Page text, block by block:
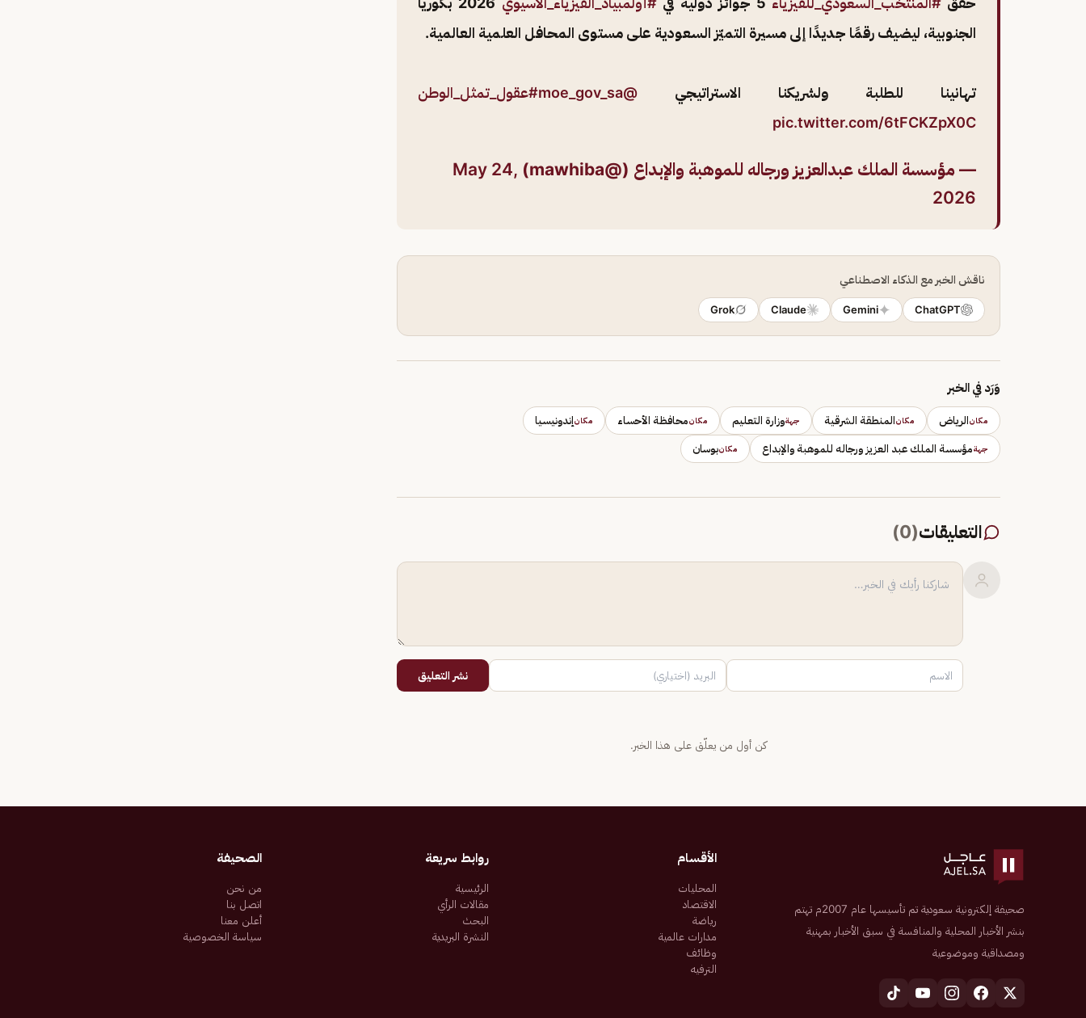
الجنوبية، ليضيف رقمًا جديدًا إلى مسيرة التميّز السعودية على مستوى المحافل العلمية العالمية.
تهانينا للطلبة ولشريكنا الاستراتيجي @moe_gov_sa
#عقول_تمثل_الوطن
pic.twitter.com/6tFCKZpX0C
— مؤسسة الملك عبدالعزيز ورجاله للموهبة والإبداع (@mawhiba)
May 24,
2026
ناقش الخبر مع الذكاء الاصطناعي
ChatGPT
Gemini
Claude
Grok
وَرَد في الخبر
مكانالرياض مكانالمنطقة الشرقية جهةوزارة التعليم مكانمحافظة الأحساء مكانإندونيسيا
جهةمؤسسة الملك عبد العزيز ورجاله للموهبة والإبداع مكانبوسان
التعليقات(
0
)
نشر التعليق
كن أول من يعلّق على هذا الخبر.
صحيفة إلكترونية سعودية تم تأسيسها عام 2007م تهتم
بنشر الأخبار المحلية والمنافسة في سبق الأخبار بمهنية
ومصداقية وموضوعية
الأقسام
المحليات
الاقتصاد
رياضة
مدارات عالمية
وظائف
الترفيه
روابط سريعة
الرئيسية
مقالات الرأي
البحث
النشرة البريدية
الصحيفة
من نحن
اتصل بنا
أعلن معنا
سياسة الخصوصية